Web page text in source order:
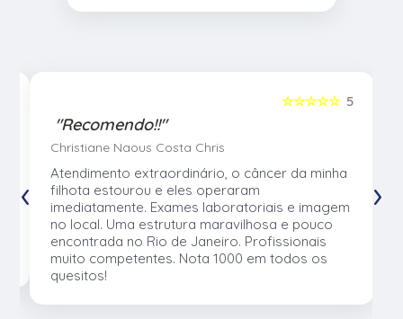
5
☆☆☆☆☆
"Recomendo!!"
Christiane Naous Costa Chris
Atendimento extraordinário, o câncer da minha
filhota estourou e eles operaram
imediatamente. Exames laboratoriais e imagem
no local. Uma estrutura maravilhosa e pouco
encontrada no Rio de Janeiro. Profissionais
muito competentes. Nota 1000 em todos os
quesitos!
‹ ›